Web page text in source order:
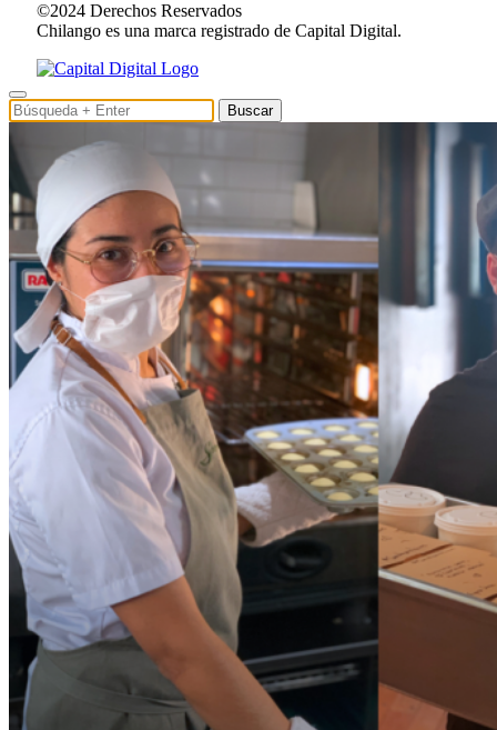
©2024 Derechos Reservados
Chilango es una marca registrado de Capital Digital.
Buscar